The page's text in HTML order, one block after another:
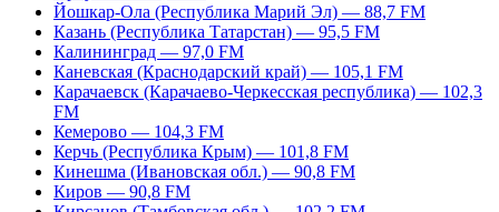
Йошкар-Ола (Республика Марий Эл) — 88,7 FM
Казань (Республика Татарстан) — 95,5 FM
Калининград — 97,0 FM
Каневская (Краснодарский край) — 105,1 FM
Карачаевск (Карачаево-Черкесская республика) — 102,3
FM
Кемерово — 104,3 FM
Керчь (Республика Крым) — 101,8 FM
Кинешма (Ивановская обл.) — 90,8 FM
Киров — 90,8 FM